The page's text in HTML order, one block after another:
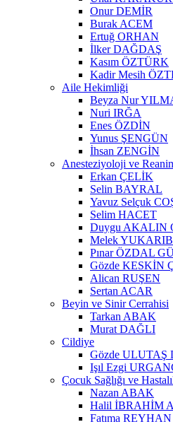
Onur DEMİR
Burak ACEM
Ertuğ ORHAN
İlker DAĞDAŞ
Kasım ÖZTÜRK
Kadir Mesih
Aile Hekimliği
Beyza Nur
Nuri IRĞA
Enes ÖZDİN
Yunus ŞENGÜN
İhsan ZENGİN
Anesteziyoloji ve
Erkan ÇELİK
Selin BAYRAL
Yavuz Selçuk
Selim HACET
Duygu AKALIN
Melek
Pınar ÖZDAL
Gözde KESKİN
Alican RUŞEN
Sertan ACAR
Beyin ve Sinir Cerrahisi
Tarkan ABAK
Murat DAĞLI
Cildiye
Gözde ULUTAŞ
Işıl Ezgi
Çocuk Sağlığı ve
Nazan ABAK
Halil İBRAHİM
Fatıma